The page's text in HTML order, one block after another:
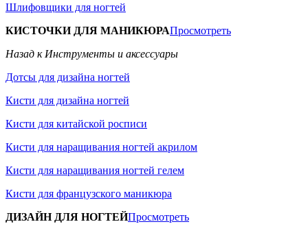
Шлифовщики для ногтей
КИСТОЧКИ ДЛЯ МАНИКЮРАПросмотреть
Назад к Инструменты и аксессуары
Дотсы для дизайна ногтей
Кисти для дизайна ногтей
Кисти для китайской росписи
Кисти для наращивания ногтей акрилом
Кисти для наращивания ногтей гелем
Кисти для французского маникюра
ДИЗАЙН ДЛЯ НОГТЕЙПросмотреть